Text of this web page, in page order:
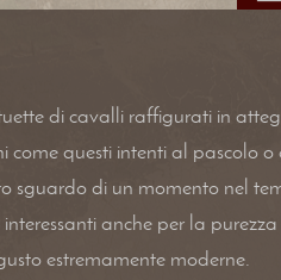
di cavalli raffigurati in
come questi intenti al pascolo o
sguardo di un momento nel
anche per la
estremamente moderne.